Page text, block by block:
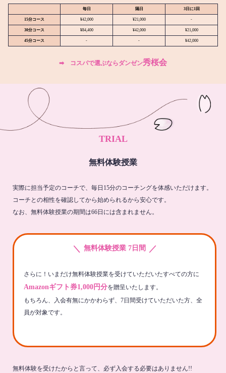
毎日 隔日 3日に1回
15分コース ¥42,000 ¥21,000 -
30分コース ¥84,400 ¥42,000 ¥21,000
45分コース - - ¥42,000
➡︎ コスパで選ぶならダンゼン秀桜会
TRIAL
無料体験授業
実際に担当予定のコーチで、毎日15分のコーチングを体感いただけます。
コーチとの相性を確認してから始められるから安心です。
なお、無料体験授業の期間は66日には含まれません。
＼ 無料体験授業 7日間 ／
さらに！いまだけ無料体験授業を受けていただいたすべての方に
Amazonギフト券1,000円分を贈呈いたします。
もちろん、入会有無にかかわらず、7日間受けていただいた方、全
員が対象です。
無料体験を受けたからと言って、必ず入会する必要はありません!!